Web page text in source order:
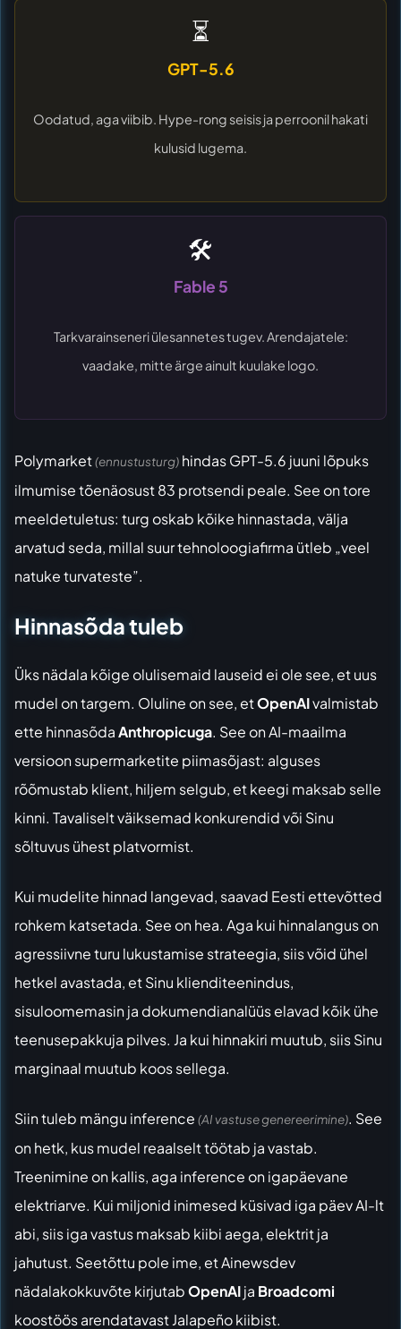
⏳
GPT-5.6
Oodatud, aga viibib. Hype-rong seisis ja perroonil hakati
kulusid lugema.
🛠️
Fable 5
Tarkvarainseneri ülesannetes tugev. Arendajatele:
vaadake, mitte ärge ainult kuulake logo.
Polymarket(ennustusturg) hindas GPT-5.6 juuni lõpuks
ilmumise tõenäosust 83 protsendi peale. See on tore
meeldetuletus: turg oskab kõike hinnastada, välja
arvatud seda, millal suur tehnoloogiafirma ütleb „veel
natuke turvateste”.
Hinnasõda tuleb
Üks nädala kõige olulisemaid lauseid ei ole see, et uus
mudel on targem. Oluline on see, etOpenAIvalmistab
ette hinnasõdaAnthropicuga. See on AI-maailma
versioon supermarketite piimasõjast: alguses
rõõmustab klient, hiljem selgub, et keegi maksab selle
kinni. Tavaliselt väiksemad konkurendid või Sinu
sõltuvus ühest platvormist.
Kui mudelite hinnad langevad, saavad Eesti ettevõtted
rohkem katsetada. See on hea. Aga kui hinnalangus on
agressiivne turu lukustamise strateegia, siis võid ühel
hetkel avastada, et Sinu klienditeenindus,
sisuloomemasin ja dokumendianalüüs elavad kõik ühe
teenusepakkuja pilves. Ja kui hinnakiri muutub, siis Sinu
marginaal muutub koos sellega.
Siin tuleb mängu inference (AI vastuse genereerimine). See
on hetk, kus mudel reaalselt töötab ja vastab.
Treenimine on kallis, aga inference on igapäevane
elektriarve. Kui miljonid inimesed küsivad iga päev AI-lt
abi, siis iga vastus maksab kiibi aega, elektrit ja
jahutust. Seetõttu pole ime, etAinewsdev
nädalakokkuvõte kirjutabOpenAIja Broadcomi
koostöös arendatavast Jalapeño kiibist.